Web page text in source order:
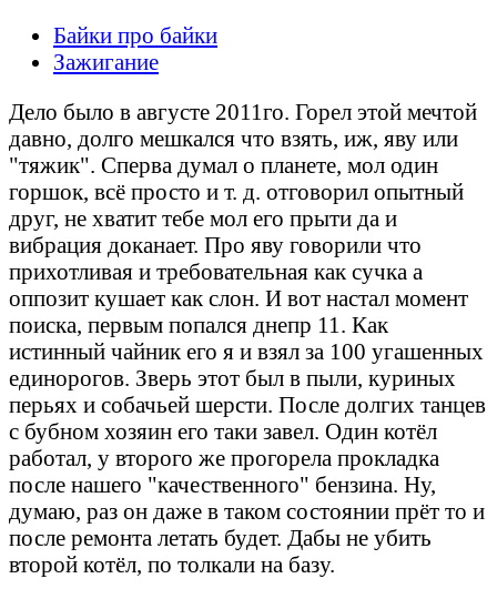
Байки про байки
Зажигание
Дело было в августе 2011го. Горел этой мечтой
давно, долго мешкался что взять, иж, яву или
"тяжик". Сперва думал о планете, мол один
горшок, всё просто и т. д. отговорил опытный
друг, не хватит тебе мол его прыти да и
вибрация доканает. Про яву говорили что
прихотливая и требовательная как сучка а
оппозит кушает как слон. И вот настал момент
поиска, первым попался днепр 11. Как
истинный чайник его я и взял за 100 угашенных
единорогов. Зверь этот был в пыли, куриных
перьях и собачьей шерсти. После долгих танцев
с бубном хозяин его таки завел. Один котёл
работал, у второго же прогорела прокладка
после нашего "качественного" бензина. Ну,
думаю, раз он даже в таком состоянии прёт то и
после ремонта летать будет. Дабы не убить
второй котёл, по толкали на базу.